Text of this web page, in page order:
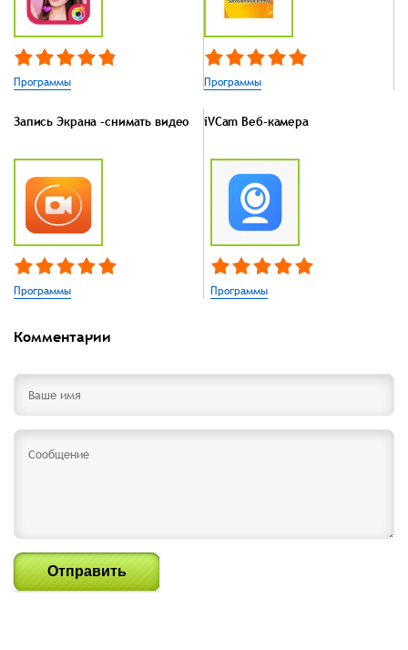
Программы Программы
Запись Экрана -снимать видео
Программы
iVCam Веб-камера
Программы
Комментарии
Отправить